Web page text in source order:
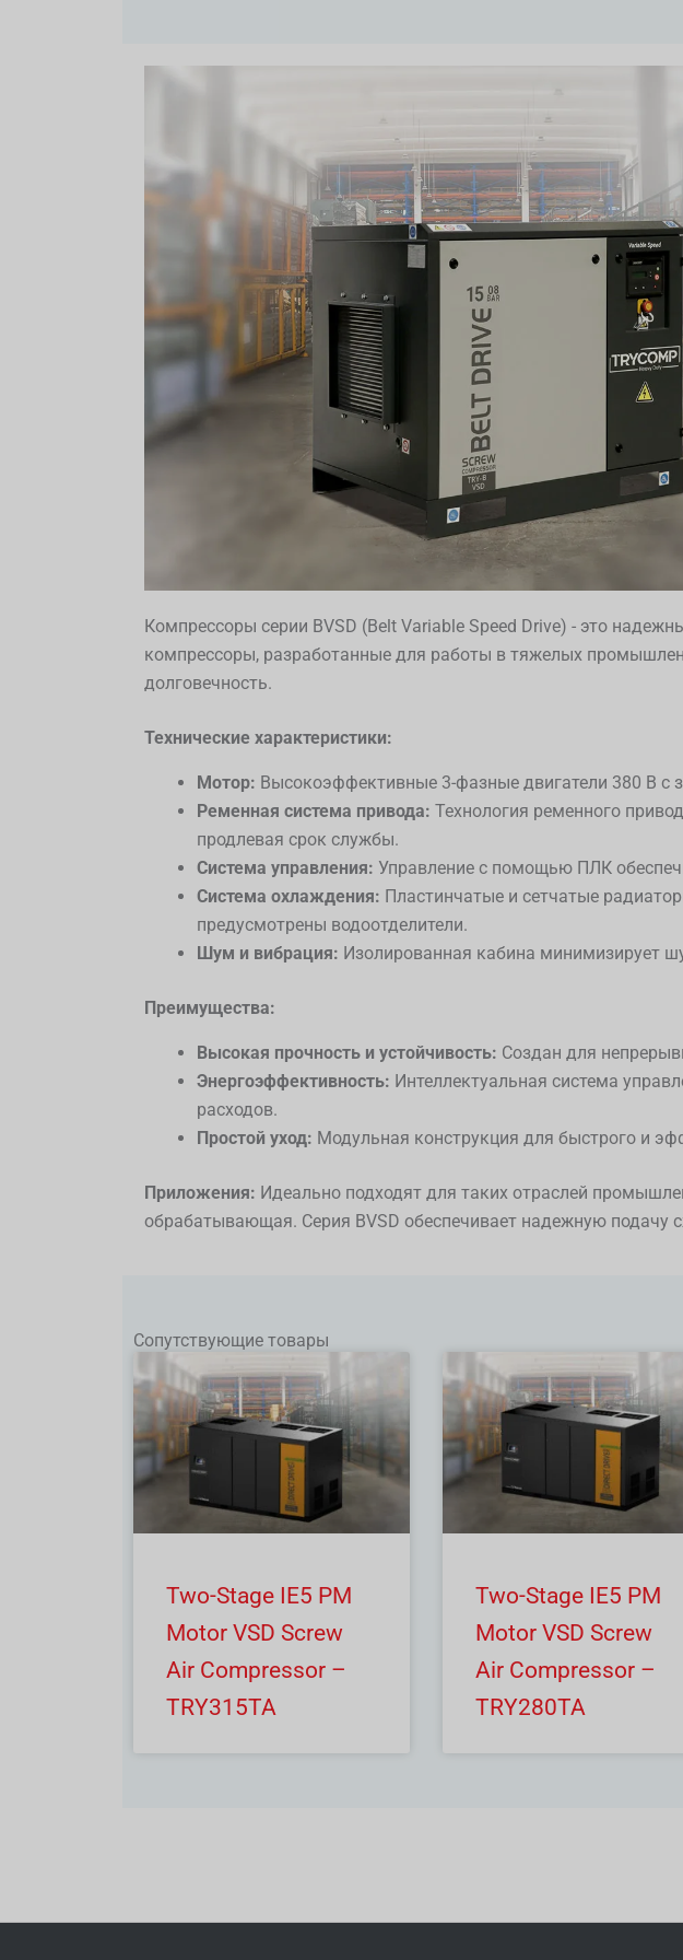
Компрессоры серии BVSD (Belt Variable Speed Drive) - это
компрессоры, разработанные для работы в тяжелых
долговечность.
Технические характеристики:
Мотор: Высокоэффективные 3-фазные двигатели 380 В с
Ременная система привода: Технология ременного
продлевая срок службы.
Система управления: Управление с помощью ПЛК
Система охлаждения: Пластинчатые и сетчатые
предусмотрены водоотделители.
Шум и вибрация: Изолированная кабина минимизирует
Преимущества:
Высокая прочность и устойчивость: Создан для
Энергоэффективность: Интеллектуальная система
расходов.
Простой уход: Модульная конструкция для быстрого и
Приложения: Идеально подходят для таких отраслей
обрабатывающая. Серия BVSD обеспечивает надежную подачу
Сопутствующие товары
Two-Stage IE5 PM
Motor VSD Screw
Air Compressor –
TRY315TA
Two-Stage IE5 PM
Motor VSD Screw
Air Compressor –
TRY280TA